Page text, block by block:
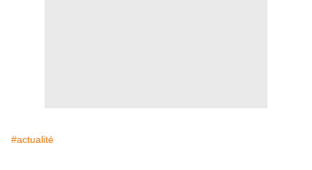
#actualité